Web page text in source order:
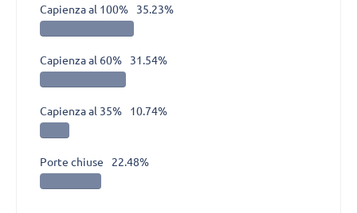
Capienza al 100% 35.23%
Capienza al 60% 31.54%
Capienza al 35% 10.74%
Porte chiuse 22.48%